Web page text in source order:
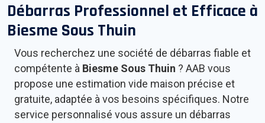
Débarras Professionnel et Efficace à
Biesme Sous Thuin
Vous recherchez une société de débarras fiable et
compétente à Biesme Sous Thuin ? AAB vous
propose une estimation vide maison précise et
gratuite, adaptée à vos besoins spécifiques. Notre
service personnalisé vous assure un débarras